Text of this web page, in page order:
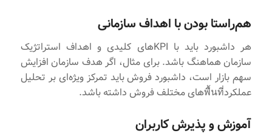
هم‌راستا بودن با اهداف سازمانی
هر داشبورد باید با KPIهای کلیدی و اهداف استراتژیک
سازمان هماهنگ باشد. برای مثال، اگر هدف سازمان افزایش
سهم بازار است، داشبورد فروش باید تمرکز ویژه‌ای بر تحلیل
عملکردพื้นที่‌های مختلف فروش داشته باشد.
آموزش و پذیرش کاربران